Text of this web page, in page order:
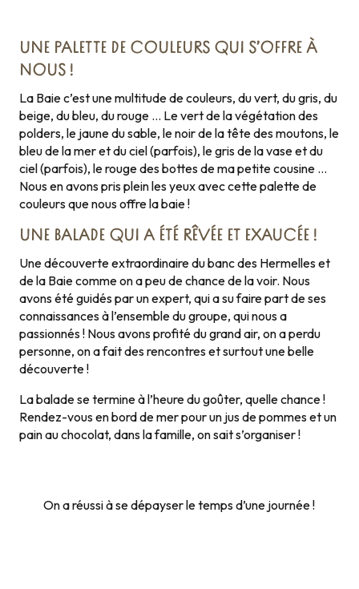
UNE PALETTE DE COULEURS QUI S’OFFRE À
NOUS !
La Baie c’est une multitude de couleurs, du vert, du gris, du
beige, du bleu, du rouge … Le vert de la végétation des
polders, le jaune du sable, le noir de la tête des moutons, le
bleu de la mer et du ciel (parfois), le gris de la vase et du
ciel (parfois), le rouge des bottes de ma petite cousine …
Nous en avons pris plein les yeux avec cette palette de
couleurs que nous offre la baie !
UNE BALADE QUI A ÉTÉ RÊVÉE ET EXAUCÉE !
Une découverte extraordinaire du banc des Hermelles et
de la Baie comme on a peu de chance de la voir. Nous
avons été guidés par un expert, qui a su faire part de ses
connaissances à l’ensemble du groupe, qui nous a
passionnés ! Nous avons profité du grand air, on a perdu
personne, on a fait des rencontres et surtout une belle
découverte !
La balade se termine à l’heure du goûter, quelle chance !
Rendez-vous en bord de mer pour un jus de pommes et un
pain au chocolat, dans la famille, on sait s’organiser !
On a réussi à se dépayser le temps d’une journée !